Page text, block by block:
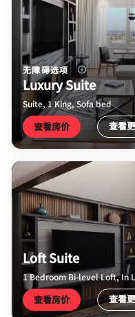
无障碍选项
Luxury Suite
Suite, 1 King, Sofa bed
查看房价 查看
Loft Suite
1 Bedroom Bi-level Loft, In
查看房价 查看